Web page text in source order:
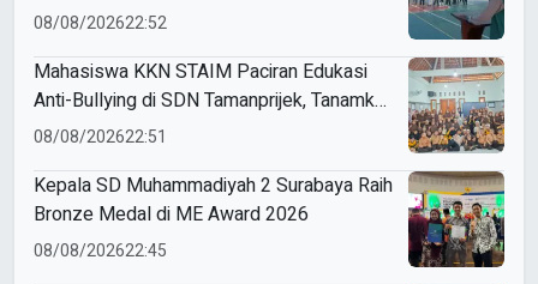
Sendangagung
08/08/202622:52
Mahasiswa KKN STAIM Paciran Edukasi
Anti-Bullying di SDN Tamanprijek, Tanamkan
Empati Sejak Dini
08/08/202622:51
Kepala SD Muhammadiyah 2 Surabaya Raih
Bronze Medal di ME Award 2026
08/08/202622:45